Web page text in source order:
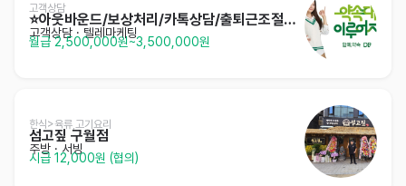
고객상담
⭐️아웃바운드/보상처리/카톡상담/출퇴근조절가능/주부⭐️
고객상담 · 텔레마케팅
월급 2,500,000원~3,500,000원
한식>육류,고기요리
섬고짚 구월점
주방 · 서빙
시급 12,000원 (협의)